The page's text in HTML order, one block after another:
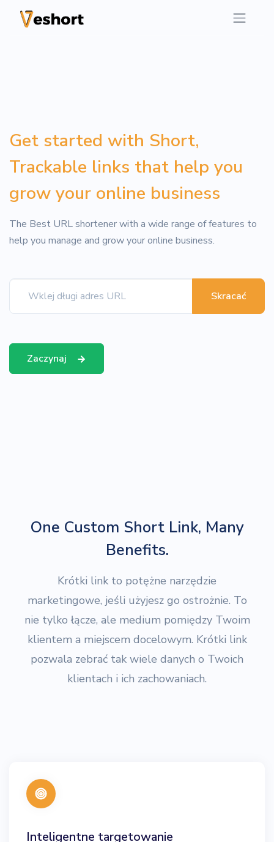
Get started with Short,
Trackable links that help you
grow your online business
The Best URL shortener with a wide range of features to
help you manage and grow your online business.
Skracać
Zaczynaj
One Custom Short Link, Many
Benefits.
Krótki link to potężne narzędzie
marketingowe, jeśli użyjesz go ostrożnie. To
nie tylko łącze, ale medium pomiędzy Twoim
klientem a miejscem docelowym. Krótki link
pozwala zebrać tak wiele danych o Twoich
klientach i ich zachowaniach.
Inteligentne targetowanie